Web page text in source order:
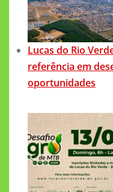
Lucas do Rio
referência em
oportunidades